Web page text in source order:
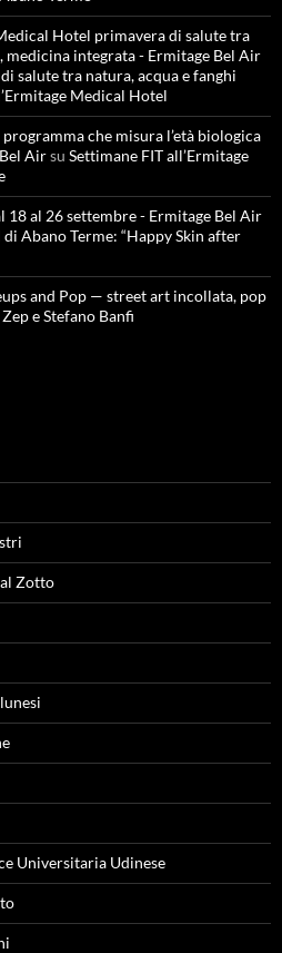
Hotel primavera di salute tra
medicina integrata - Ermitage Bel Air
salute tra natura, acqua e fanghi
Medical Hotel
che misura l’età biologica
Airsu Settimane FIT all’Ermitage
18 al 26 settembre - Ermitage Bel Air
Abano Terme: “Happy Skin after
and Pop — street art incollata, pop
e Stefano Banfi
Zotto
Universitaria Udinese